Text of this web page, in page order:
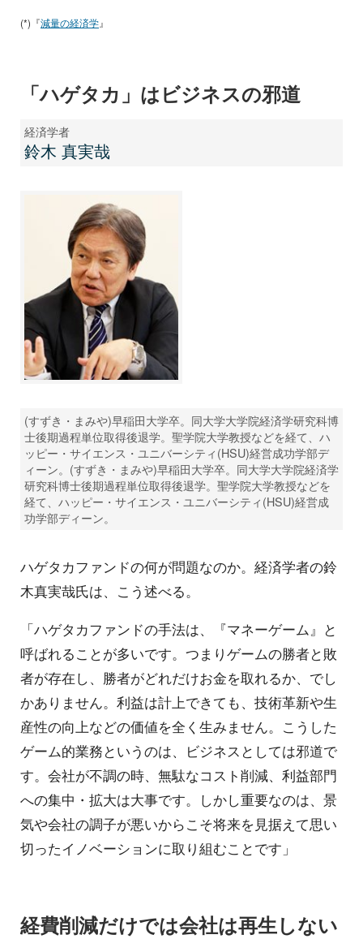
(*)『減量の経済学』
「ハゲタカ」はビジネスの邪道
経済学者
鈴木 真実哉
(すずき・まみや)早稲田大学卒。同大学大学院経済学研究科博
士後期過程単位取得後退学。聖学院大学教授などを経て、ハ
ッピー・サイエンス・ユニバーシティ(HSU)経営成功学部デ
ィーン。(すずき・まみや)早稲田大学卒。同大学大学院経済学
研究科博士後期過程単位取得後退学。聖学院大学教授などを
経て、ハッピー・サイエンス・ユニバーシティ(HSU)経営成
功学部ディーン。
ハゲタカファンドの何が問題なのか。経済学者の鈴
木真実哉氏は、こう述べる。
「ハゲタカファンドの手法は、『マネーゲーム』と
呼ばれることが多いです。つまりゲームの勝者と敗
者が存在し、勝者がどれだけお金を取れるか、でし
かありません。利益は計上できても、技術革新や生
産性の向上などの価値を全く生みません。こうした
ゲーム的業務というのは、ビジネスとしては邪道で
す。会社が不調の時、無駄なコスト削減、利益部門
への集中・拡大は大事です。しかし重要なのは、景
気や会社の調子が悪いからこそ将来を見据えて思い
切ったイノベーションに取り組むことです」
経費削減だけでは会社は再生しない